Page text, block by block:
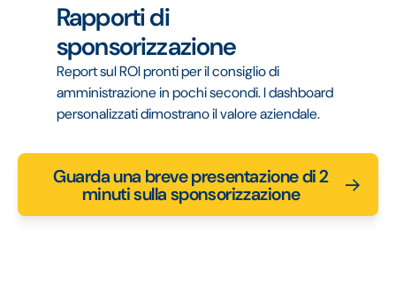
Rapporti di
sponsorizzazione
Report sul ROI pronti per il consiglio di
amministrazione in pochi secondi. I dashboard
personalizzati dimostrano il valore aziendale.
Guarda una breve presentazione di 2
minuti sulla sponsorizzazione